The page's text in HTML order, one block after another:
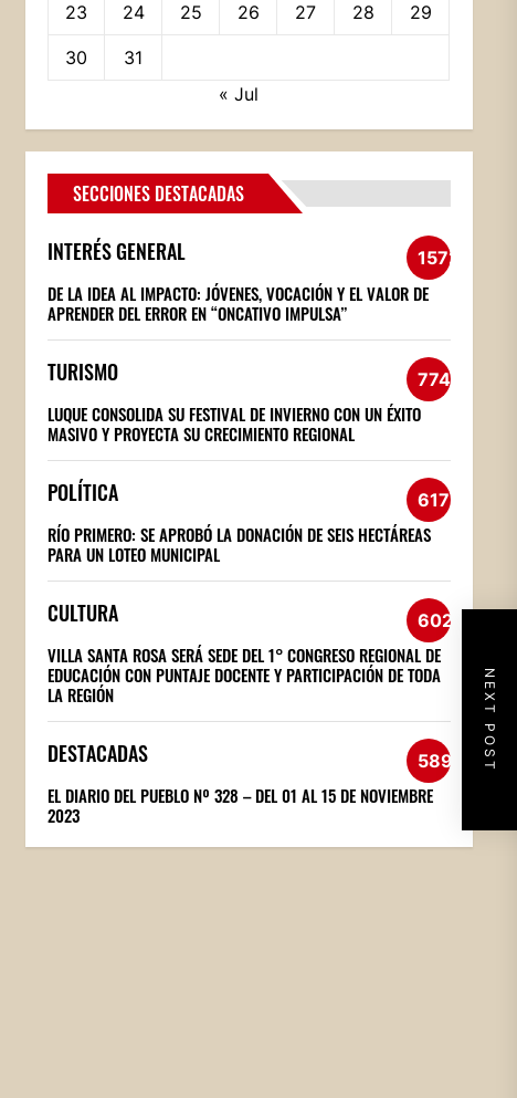
NEXT POST
23 24 25 26 27 28 29
30
31
« Jul
SECCIONES DESTACADAS
INTERÉS GENERAL 1572
DE LA IDEA AL IMPACTO: JÓVENES, VOCACIÓN Y EL VALOR DE
APRENDER DEL ERROR EN “ONCATIVO IMPULSA”
TURISMO 774
LUQUE CONSOLIDA SU FESTIVAL DE INVIERNO CON UN ÉXITO
MASIVO Y PROYECTA SU CRECIMIENTO REGIONAL
POLÍTICA 617
RÍO PRIMERO: SE APROBÓ LA DONACIÓN DE SEIS HECTÁREAS
PARA UN LOTEO MUNICIPAL
CULTURA 602
VILLA SANTA ROSA SERÁ SEDE DEL 1° CONGRESO REGIONAL DE
EDUCACIÓN CON PUNTAJE DOCENTE Y PARTICIPACIÓN DE TODA
LA REGIÓN
DESTACADAS 589
EL DIARIO DEL PUEBLO Nº 328 – DEL 01 AL 15 DE NOVIEMBRE
2023